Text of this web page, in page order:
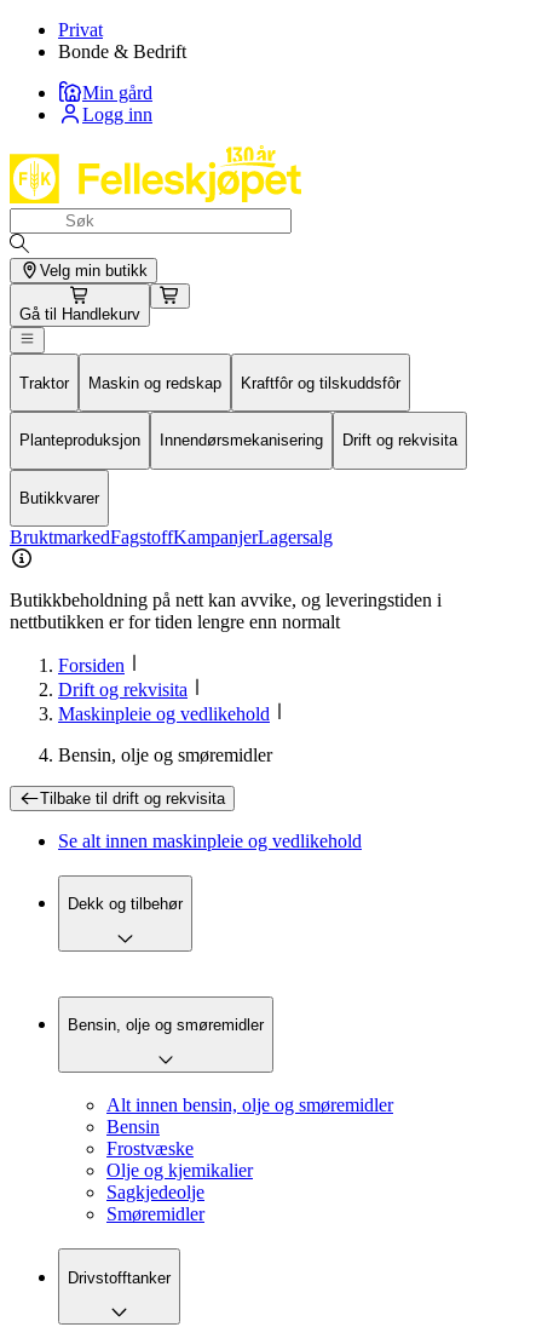
Privat
Bonde & Bedrift
Min gård
Logg inn
Velg min butikk
Gå til Handlekurv
Traktor Maskin og redskap Kraftfôr og tilskuddsfôr
Planteproduksjon Innendørsmekanisering Drift og rekvisita
Butikkvarer
BruktmarkedFagstoffKampanjerLagersalg
Butikkbeholdning på nett kan avvike, og leveringstiden i
nettbutikken er for tiden lengre enn normalt
Forsiden
Drift og rekvisita
Maskinpleie og vedlikehold
Bensin, olje og smøremidler
Tilbake til drift og rekvisita
Se alt innen maskinpleie og vedlikehold
Dekk og tilbehør
Bensin, olje og smøremidler
Alt innen bensin, olje og smøremidler
Bensin
Frostvæske
Olje og kjemikalier
Sagkjedeolje
Smøremidler
Drivstofftanker